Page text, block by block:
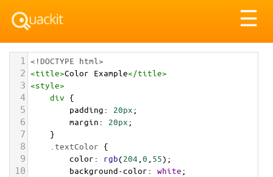
☰
1 <!DOCTYPE html>
2 <title>Color Example</title>
3 <style>
4 div {
5 padding: 20px;
6 margin: 20px;
7 }
8 .textColor {
9 color: rgb(204 0 55);
10 background-color: white;